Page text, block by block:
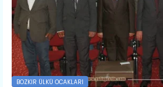
BOZKIR ÜLKÜ OCAKLARI